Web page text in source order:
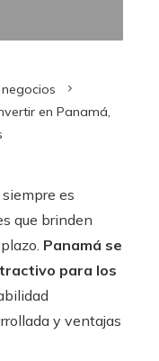
en Panamá,
es
que brinden
Panamá se
para los
y ventajas